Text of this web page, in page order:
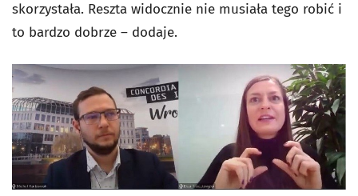
skorzystała. Reszta widocznie nie musiała tego robić i
to bardzo dobrze – dodaje.